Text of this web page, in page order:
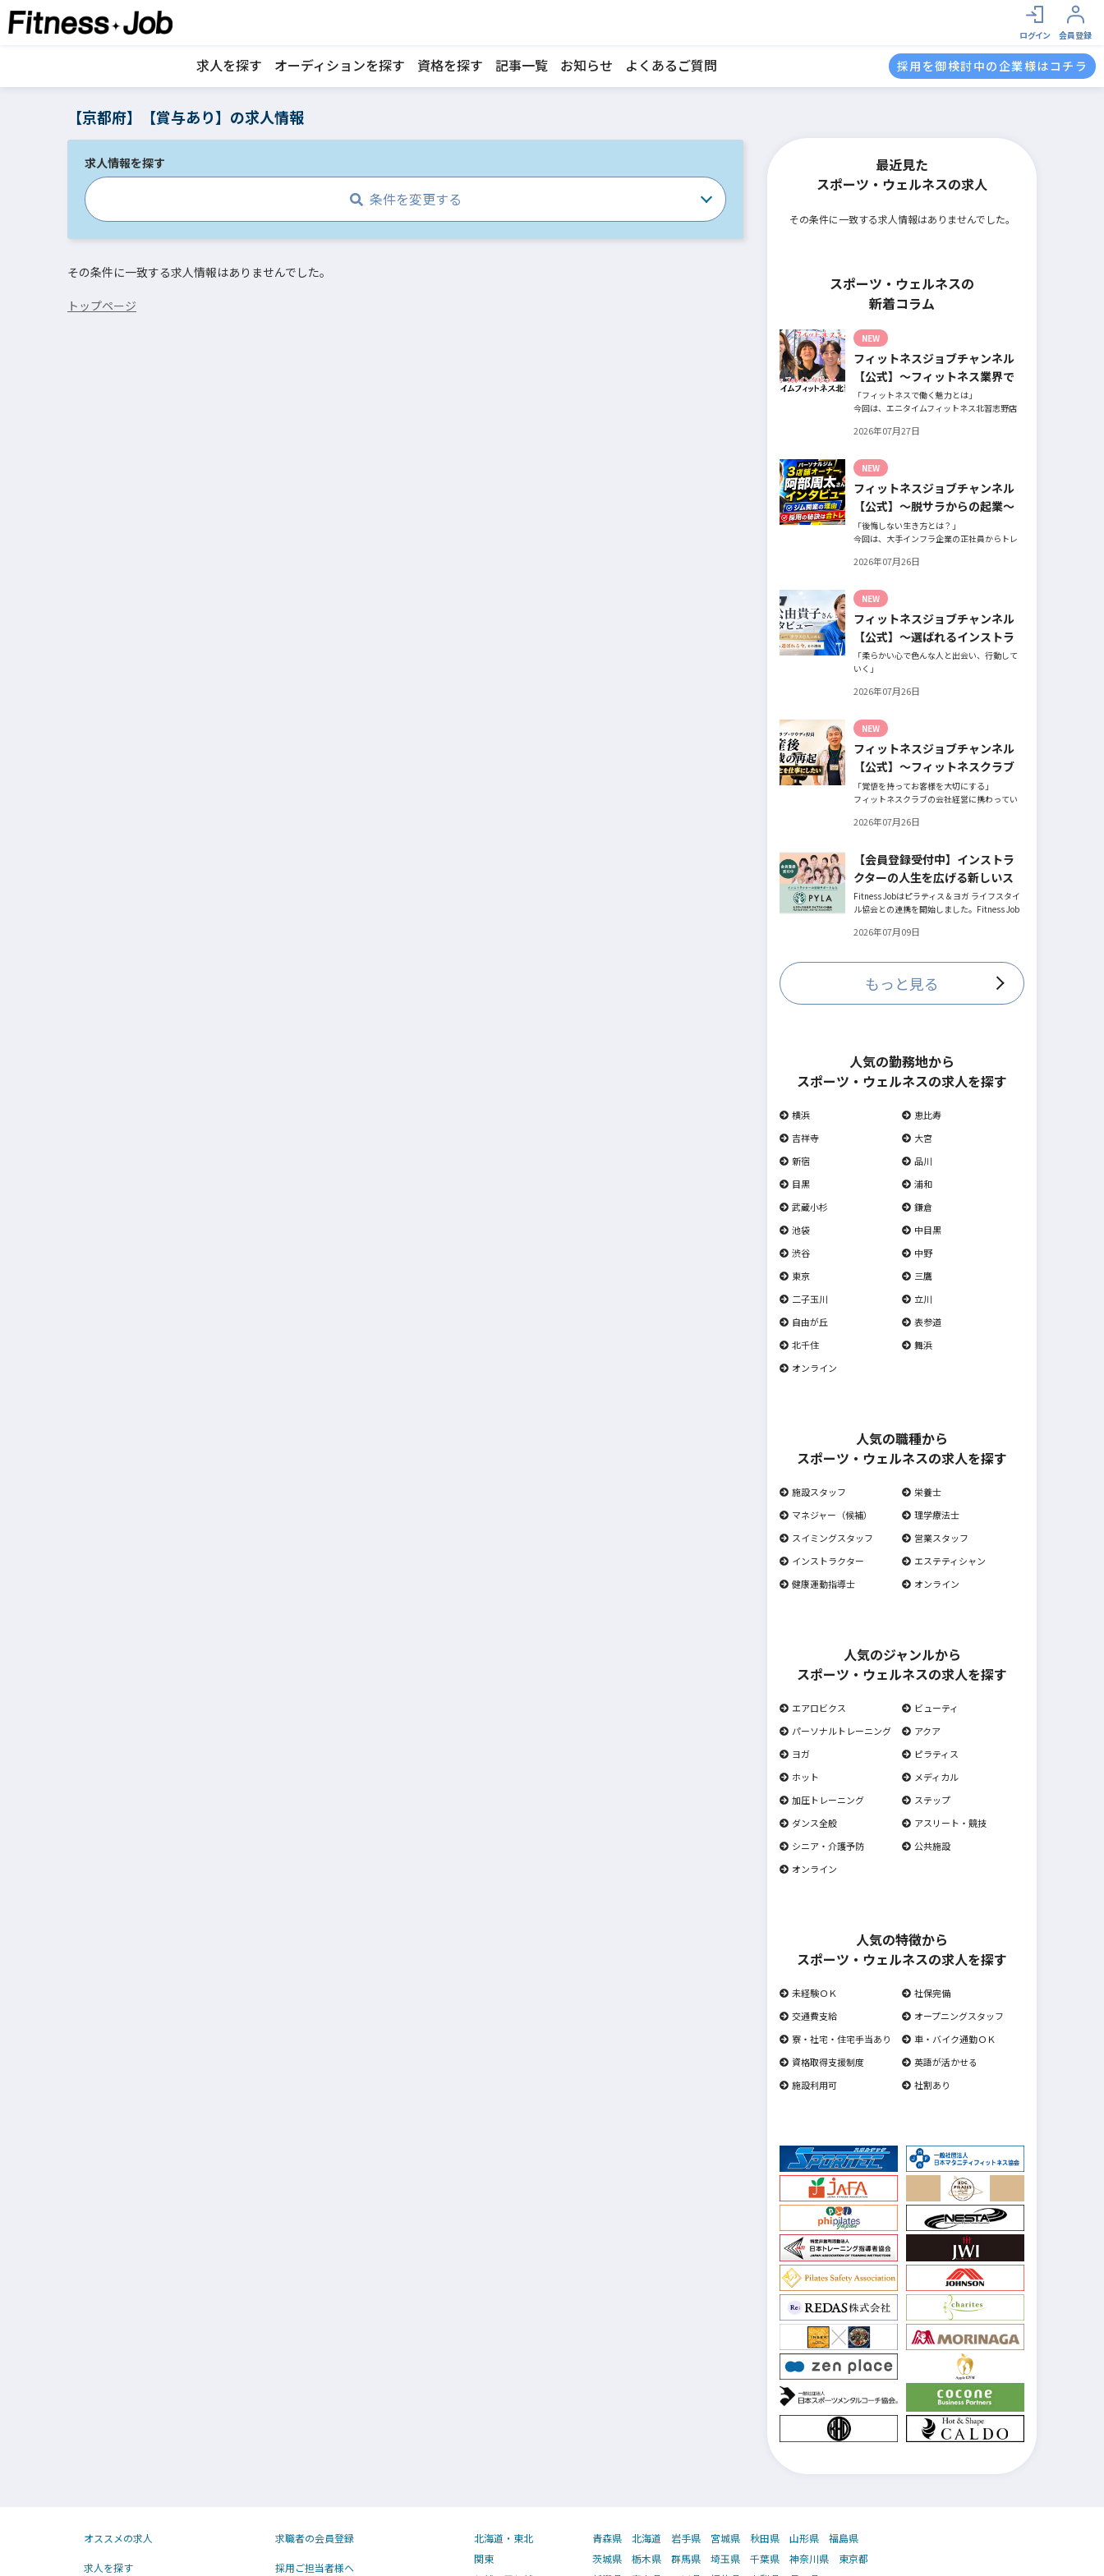
ログイン 会員登録
求人を探す オーディションを探す 資格を探す 記事一覧 お知らせ よくあるご質問 採用を御検討中の企業様はコチラ
【京都府】【賞与あり】の求人情報
求人情報を探す
条件を変更する
その条件に一致する求人情報はありませんでした。
トップページ
最近見た
スポーツ・ウェルネスの求人
その条件に一致する求人情報はありませんでした。
スポーツ・ウェルネスの
新着コラム
NEW
フィットネスジョブチャンネル
【公式】～フィットネス業界で
働く魅力と採用したい人材～
「フィットネスで働く魅力とは」
今回は、エニタイムフィットネス北習志野店
用」をテーマにフィットネスクラブの魅力に
ッフの採用基準、実際に採用されたスタッフ
の皆様からは働き甲斐や動機、お客様からは
そのスタッフの皆様がつくる施設やフィット
ネスについての魅力を語っていただきまし
た。
2026年07月27日
NEW
フィットネスジョブチャンネル
【公式】～脱サラからの起業～
「後悔しない生き方とは？」
今回は、大手インフラ企業の正社員からトレ
転身された、パーソナルジム「ギフト」代表
今の仕事や環境を変えたい！とお悩みの方、
必見です！
2026年07月26日
NEW
フィットネスジョブチャンネル
【公式】～選ばれるインストラ
クターになるには～
「柔らかい心で色んな人と出会い、行動して
いく」
ったことに挑戦したり、周囲のすすめに素直
そんな風に自分だけでは思いつかないことを
行動に移してきた結果が、今に繋がっている
とお話してくださったヨガ講師の若松由貴子
さん。選ばれるインストラクターになるため
に若松さんが取られた行動とは？
2026年07月26日
NEW
フィットネスジョブチャンネル
【公式】～フィットネスクラブ
役員時代の倒産を経て開業・独
立～
「覚悟を持ってお客様を大切にする」
フィットネスクラブの会社経営に携わってい
それでも尚、同じ業界内で独立し再起を図っ
藤健祐さんにインタビュー。
フィットネスクラブのキャンペーンや違約金
制度はお客様を大切にする仕組みだろう
か！？資金が底をつく恐怖と闘いながらもお
客様との絆を築き上げた秘訣とは？
2026年07月26日
【会員登録受付中】インストラ
クターの人生を広げる新しいス
テージ
Fitness Jobはピラティス＆ヨガ ライフスタイ
ル協会との連携を開始しました。Fitness Job
の人生を広げる新しいステージとして、同協
2026年07月09日
もっと見る
人気の勤務地から
スポーツ・ウェルネスの求人を探す
横浜
恵比寿
吉祥寺
大宮
新宿
品川
目黒
浦和
武蔵小杉
鎌倉
池袋
中目黒
渋谷
中野
東京
三鷹
二子玉川
立川
自由が丘
表参道
北千住
舞浜
オンライン
人気の職種から
スポーツ・ウェルネスの求人を探す
施設スタッフ
栄養士
マネジャー（候補）
理学療法士
スイミングスタッフ
営業スタッフ
インストラクター
エステティシャン
健康運動指導士
オンライン
人気のジャンルから
スポーツ・ウェルネスの求人を探す
エアロビクス
ビューティ
パーソナルトレーニング
アクア
ヨガ
ピラティス
ホット
メディカル
加圧トレーニング
ステップ
ダンス全般
アスリート・競技
シニア・介護予防
公共施設
オンライン
人気の特徴から
スポーツ・ウェルネスの求人を探す
未経験ＯＫ
社保完備
交通費支給
オープニングスタッフ
寮・社宅・住宅手当あり
車・バイク通勤ＯＫ
資格取得支援制度
英語が活かせる
施設利用可
社割あり
オススメの求人
求人を探す
求職者の会員登録
採用ご担当者様へ
北海道・東北 青森県 北海道 岩手県 宮城県 秋田県 山形県
福島県
関東
茨城県 栃木県 群馬県 埼玉県 千葉県 神奈川県
東京都